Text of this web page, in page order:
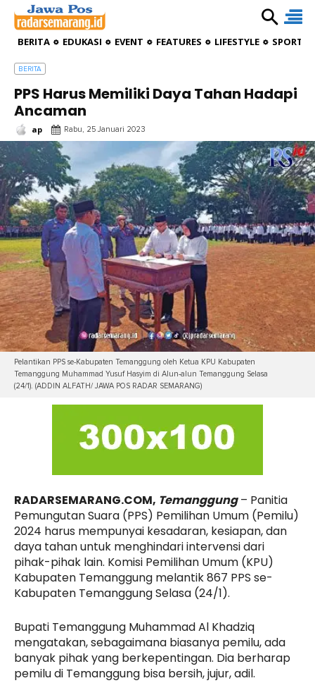
BERITA EDUKASI EVENT FEATURES LIFESTYLE
BERITA
PPS Harus Memiliki Daya Tahan Hadapi
Ancaman
ap Rabu, 25 Januari 2023
Pelantikan PPS se-Kabupaten Temanggung oleh Ketua KPU Kabupaten
Temanggung Muhammad Yusuf Hasyim di Alun-alun Temanggung Selasa
(24/1). (ADDIN ALFATH/ JAWA POS RADAR SEMARANG)
RADARSEMARANG.COM, Temanggung– Panitia
Pemungutan Suara (PPS) Pemilihan Umum (Pemilu)
2024 harus mempunyai kesadaran, kesiapan, dan
daya tahan untuk menghindari intervensi dari
pihak-pihak lain. Komisi Pemilihan Umum (KPU)
Kabupaten Temanggung melantik 867 PPS se-
Kabupaten Temanggung Selasa (24/1).
Bupati Temanggung Muhammad Al Khadziq
mengatakan, sebagaimana biasanya pemilu, ada
banyak pihak yang berkepentingan. Dia berharap
pemilu di Temanggung bisa bersih, jujur, adil.